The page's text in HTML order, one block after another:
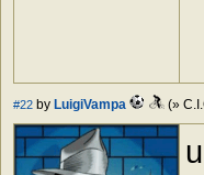
#22 by LuigiVampa (»